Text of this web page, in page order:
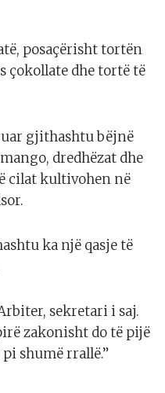
posaçërisht tortën
çokollate dhe tortë të
gjithashtu bëjnë
dredhëzat dhe
cilat kultivohen në
ka një qasje të
sekretari i saj.
zakonisht do të pijë
shumë rrallë.”